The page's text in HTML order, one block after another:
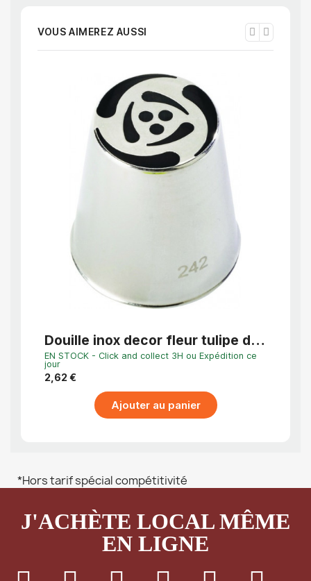
VOUS AIMEREZ AUSSI
APERÇU RAPIDE
Douille inox decor fleur tulipe de
hollande n°242
EN STOCK - Click and collect 3H ou Expédition ce
jour
2,62 €
Ajouter au panier
*Hors tarif spécial compétitivité
J'ACHÈTE LOCAL MÊME
EN LIGNE